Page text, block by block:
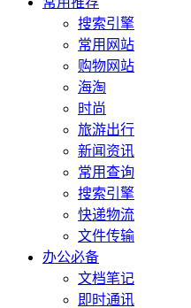
搜索引擎
常用网站
购物网站
海淘
时尚
旅游出行
新闻资讯
常用查询
搜索引擎
快递物流
文件传输
办公必备
文档笔记
即时通讯